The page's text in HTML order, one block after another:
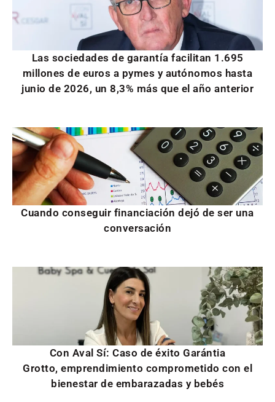
Las sociedades de garantía facilitan 1.695
millones de euros a pymes y autónomos hasta
junio de 2026, un 8,3% más que el año anterior
Cuando conseguir financiación dejó de ser una
conversación
Con Aval Sí: Caso de éxito Garántia
Grotto, emprendimiento comprometido con el
bienestar de embarazadas y bebés